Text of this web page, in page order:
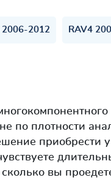
2006-2012 RAV4
по плотности
приобрести
сколько вы